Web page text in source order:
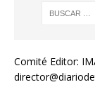
Comité Editor: